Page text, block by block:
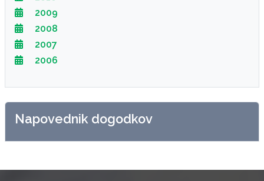
2009
2008
2007
2006
Napovednik dogodkov